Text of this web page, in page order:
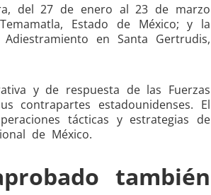
del 27 de enero al 23 de marzo
Estado de México; y la
en Santa Gertrudis,
y de respuesta de las Fuerzas
contrapartes estadounidenses. El
tácticas y estrategias de
de México.
también